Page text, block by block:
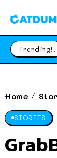
Trending!!
Home /
STORIES